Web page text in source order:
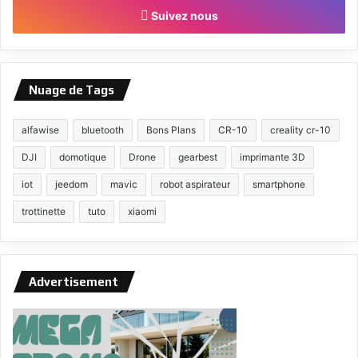
Suivez nous
Nuage de Tags
alfawise bluetooth Bons Plans CR-10 creality cr-10
DJI domotique Drone gearbest imprimante 3D
iot jeedom mavic robot aspirateur smartphone
trottinette tuto xiaomi
Advertisement